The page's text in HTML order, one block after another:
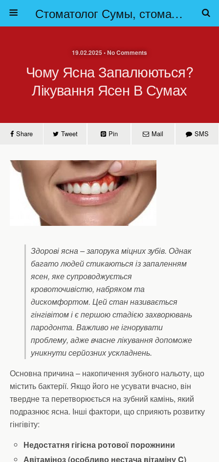
Стоматолог Сумы, стоматологические клиники Сумы, детская стоматология в Сумах. | Частная стоматология Сумы
19.02.2025 • No Comments
Чому Ясна Запалюються?
Лікування Ясен В Сумах
Share Tweet Pin Mail SMS
Здорові ясна – запорука міцних зубів. Однак
багато людей стикаються із запаленням
ясен, яке супроводжується
кровоточивістю, набряком та
дискомфортом. Цей стан називається
гінгівітом і є першою стадією захворювань
пародонта. Важливо не ігнорувати
проблему, адже вчасне лікування допоможе
уникнути серйозних ускладнень.
Основна причина – накопичення зубного нальоту, що
містить бактерії. Якщо його не усувати вчасно, він
твердне та перетворюється на зубний камінь, який
подразнює ясна. Інші фактори, що сприяють розвитку
гінгівіту:
Недостатня гігієна ротової порожнини
Авітаміноз (особливо нестача вітаміну C)